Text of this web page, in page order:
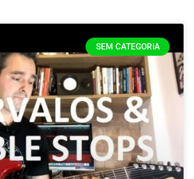
SEM CATEGORIA